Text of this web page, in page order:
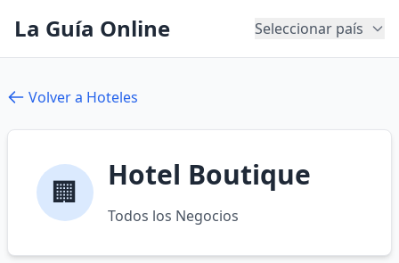
La Guía Online Seleccionar país
Volver a Hoteles
🏢 Hotel Boutique
Todos los Negocios